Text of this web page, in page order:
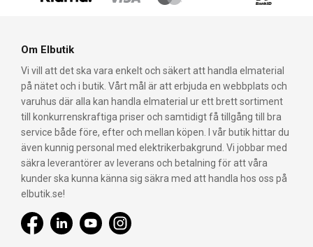
Om Elbutik
Vi vill att det ska vara enkelt och säkert att handla elmaterial
på nätet och i butik. Vårt mål är att erbjuda en webbplats och
varuhus där alla kan handla elmaterial ur ett brett sortiment
till konkurrenskraftiga priser och samtidigt få tillgång till bra
service både före, efter och mellan köpen. I vår butik hittar du
även kunnig personal med elektrikerbakgrund. Vi jobbar med
säkra leverantörer av leverans och betalning för att våra
kunder ska kunna känna sig säkra med att handla hos oss på
elbutik.se!